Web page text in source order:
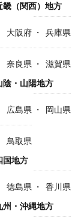
畿（関西）地方
大阪府 兵庫県
奈良県
滋賀県
陰・山陽地方
広島県 岡山県
鳥取県
国地方
徳島県 香川県
州・沖縄地方